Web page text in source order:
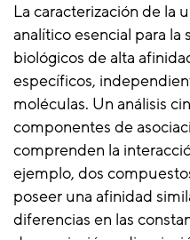
La caracterización de la
analítico esencial para
biológicos de alta
específicos,
moléculas. Un análisis
componentes de
comprenden la
ejemplo, dos
poseer una afinidad
diferencias en las